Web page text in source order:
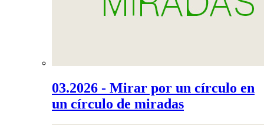
03.2026 - Mirar por un círculo en
un círculo de miradas